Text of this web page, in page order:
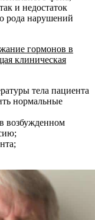
и недостаток
рода нарушений
гормонов в
клиническая
тела пациента
нормальные
возбужденном